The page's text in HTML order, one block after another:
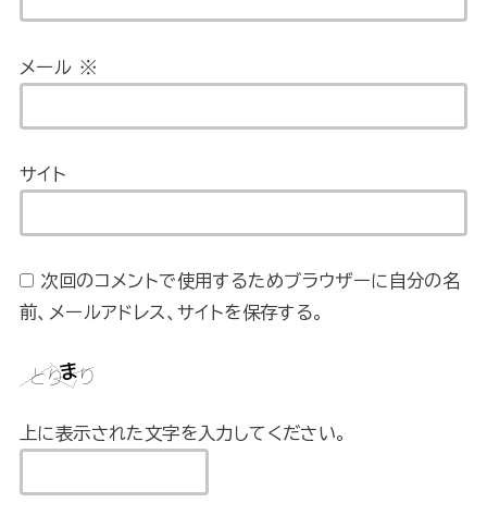
メール ※
サイト
次回のコメントで使用するためブラウザーに自分の名
前、メールアドレス、サイトを保存する。
上に表示された文字を入力してください。